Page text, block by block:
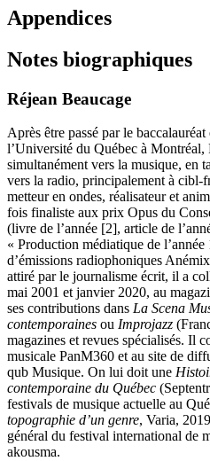
Appendices
Notes biographiques
Réjean Beaucage
Après être passé par le
l’Université du Québec à Montréal,
simultanément vers la musique, en
vers la radio, principalement à cibl-
metteur en ondes, réalisateur et
fois finaliste aux prix Opus du
(livre de l’année [2], article de
« Production médiatique de
d’émissions radiophoniques
attiré par le journalisme écrit, il a
mai 2001 et janvier 2020, au
ses contributions dans La Scena
contemporaines ou Improjazz
magazines et revues spécialisés. Il
musicale PanM360 et au site de
qub Musique. On lui doit une
contemporaine du Québec
festivals de musique actuelle au
topographie d’un genre, Varia,
général du festival international de
akousma.